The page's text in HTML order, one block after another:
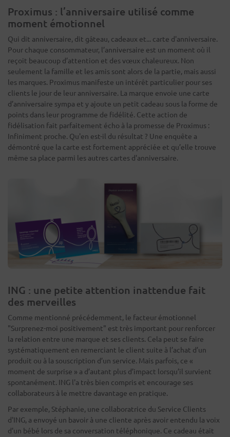
Proximus : l’anniversaire utilisé comme
moment émotionnel
Qui dit anniversaire, dit gâteau, cadeaux et... carte d'anniversaire.
Pour chaque consommateur, l’anniversaire est un moment où il
reçoit beaucoup d’attention et des vœux chaleureux. Non
seulement la famille et les amis sont alors de la partie, mais aussi
les marques. Proximus manifeste un intérêt particulier pour ses
clients le jour de leur anniversaire. La marque envoie une carte
d’anniversaire sympa et y ajoute un petit cadeau sous la forme de
points dans leur programme de fidélité. Cette action de
fidélisation fait parfaitement écho à la promesse de Proximus :
Infiniment proche. Qu'en est-il du résultat ? Une enquête a
démontré que la carte est fortement appréciée et qu’elle trouve
même sa place parmi les autres cartes d'anniversaire.
ING : une petite attention inattendue fait
des merveilles
Comme mentionné précédemment, le facteur émotionnel
"Surprenez-moi positivement" est très important pour renforcer
la relation entre une marque et ses clients. Cela peut se faire
systématiquement en remerciant le client suite à l’achat d’un
produit ou à la souscription d’un service. Mais parfois, ce «
moment de surprise » a d’autant plus d’impact lorsqu’il survient
spontanément. ING l'a très bien compris et encourage ses
collaborateurs à le mettre davantage en pratique.
Par exemple, Stéphanie, une collaboratrice du Service Clients
d'ING, a envoyé un bavoir à une cliente après avoir entendu la voix
d'un bébé lors de sa conversation téléphonique. Ce cadeau était